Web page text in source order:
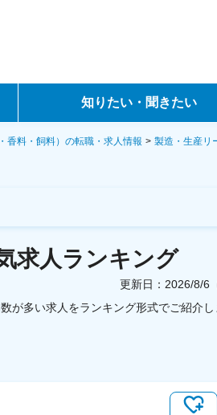
知りたい・聞きたい
転職ノウハウ
転職Q&A
香料・飼料）の転職・求人情報 製造・生産リ
求人ランキング
更新日： 2026/8/6
が多い求人をランキング形式でご紹介し